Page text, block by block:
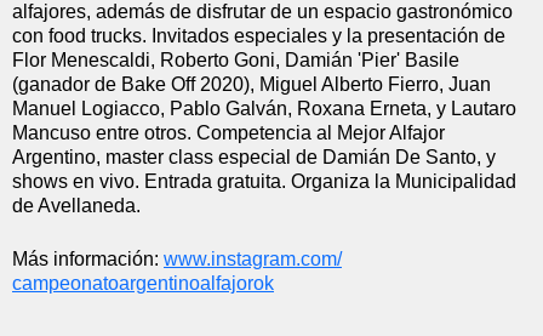
alfajores, además de disfrutar de un espacio gastronómico
con food trucks. Invitados especiales y la presentación de
Flor Menescaldi, Roberto Goni, Damián 'Pier' Basile
(ganador de Bake Off 2020), Miguel Alberto Fierro, Juan
Manuel Logiacco, Pablo Galván, Roxana Erneta, y Lautaro
Mancuso entre otros. Competencia al Mejor Alfajor
Argentino, master class especial de Damián De Santo, y
shows en vivo. Entrada gratuita. Organiza la Municipalidad
de Avellaneda.
Más información: www.instagram.com/
campeonatoargentinoalfajorok